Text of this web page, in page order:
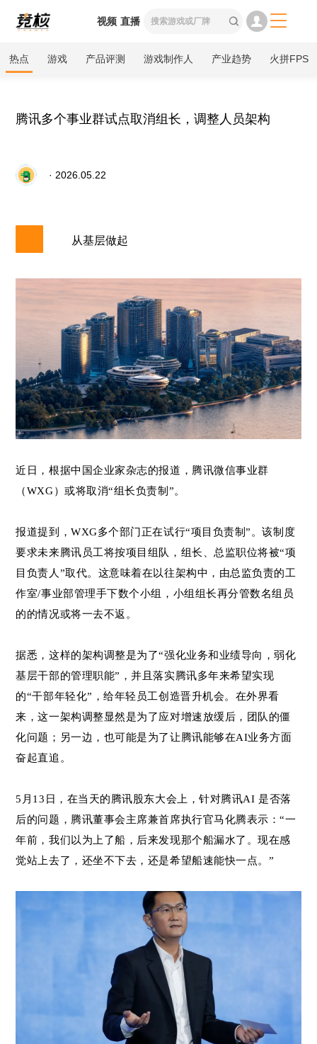
视频 直播  
热点 游戏 产品评测 游戏制作人 产业趋势 火拼FPS
腾讯多个事业群试点取消组长，调整人员架构
· 2026.05.22
从基层做起
近日，根据中国企业家杂志的报道，腾讯微信事业群
（WXG）或将取消“组长负责制”。
报道提到，WXG多个部门正在试行“项目负责制”。该制度
要求未来腾讯员工将按项目组队，组长、总监职位将被“项
目负责人”取代。这意味着在以往架构中，由总监负责的工
作室/事业部管理手下数个小组，小组组长再分管数名组员
的的情况或将一去不返。
据悉，这样的架构调整是为了“强化业务和业绩导向，弱化
基层干部的管理职能”，并且落实腾讯多年来希望实现
的“干部年轻化”，给年轻员工创造晋升机会。在外界看
来，这一架构调整显然是为了应对增速放缓后，团队的僵
化问题；另一边，也可能是为了让腾讯能够在AI业务方面
奋起直追。
5月13日，在当天的腾讯股东大会上，针对腾讯AI 是否落
后的问题，腾讯董事会主席兼首席执行官马化腾表示：“一
年前，我们以为上了船，后来发现那个船漏水了。现在感
觉站上去了，还坐不下去，还是希望船速能快一点。”